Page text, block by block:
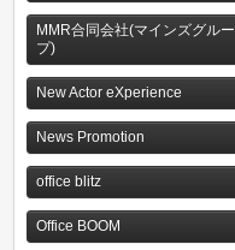
MMR合同会社(マインズグルー
プ)
New Actor eXperience
News Promotion
office blitz
Office BOOM